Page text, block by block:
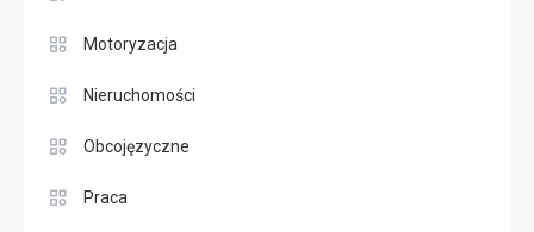
Motoryzacja
Nieruchomości
Obcojęzyczne
Praca